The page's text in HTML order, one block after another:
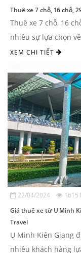
Thuê xe 7 chỗ, 16 chỗ,
Thuê xe 7 chỗ, 16
nhiều sự lựa chọn
tín hiện ...
XEM CHI TIẾT
22/04/2024 1615
Giá thuê xe từ U Minh
Travel
U Minh Kiên Giang
nhiều khách hàng